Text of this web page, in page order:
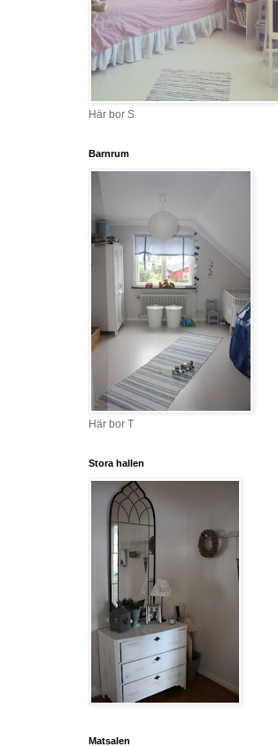
Här bor S
Barnrum
Här bor T
Stora hallen
Matsalen